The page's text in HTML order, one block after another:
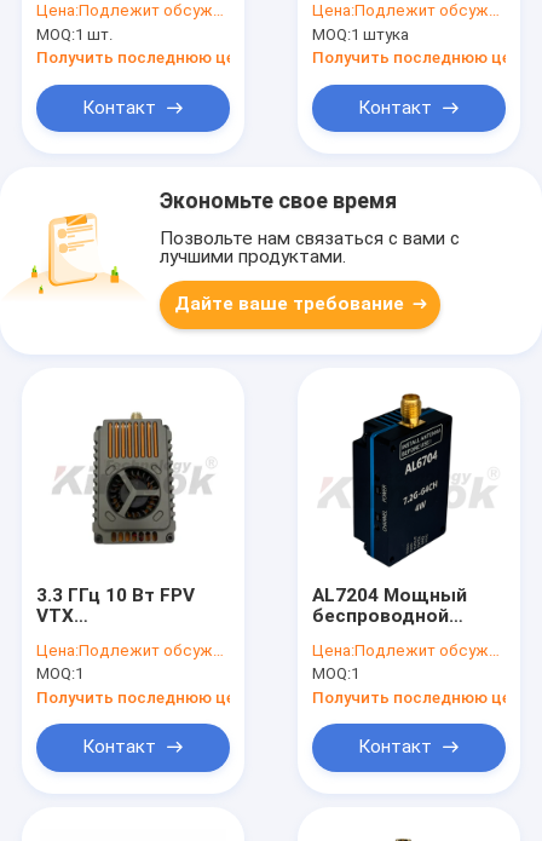
16CH 40 км
сверхдальний
диапазон
Цена:Подлежит обсуждению
MOQ:1 шт.
Получить последнюю цену
Контакт
для дронов, 1.5 ГГц,
модуль VTX для
БПЛА, 9 каналов
Цена:Подлежит обсуждению
MOQ:1 штука
Получить последнюю цену
Контакт
Экономьте свое время
Позвольте нам связаться с вами с
лучшими продуктами.
Дайте ваше требование
3.3 ГГц 10 Вт FPV
VTX
16CH 40 км
сверхдальний
диапазон
Цена:Подлежит обсуждению
MOQ:1
Получить последнюю цену
Контакт
AL7204 Мощный
беспроводной
передатчика
видеоданных, 6,1–
7,2 ГГц, 4 Вт |
Широкополосный
трансивер дальнего
действия
Цена:Подлежит обсуждению
MOQ:1
Получить последнюю цену
Контакт